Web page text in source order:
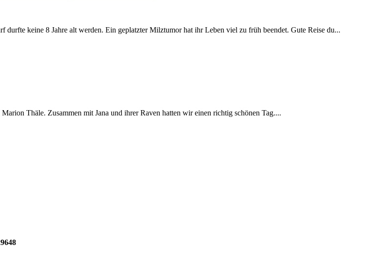
keine 8 Jahre alt werden. Ein geplatzter Milztumor hat ihr Leben viel zu früh beendet. Gute Reise du...
Thäle. Zusammen mit Jana und ihrer Raven hatten wir einen richtig schönen Tag....